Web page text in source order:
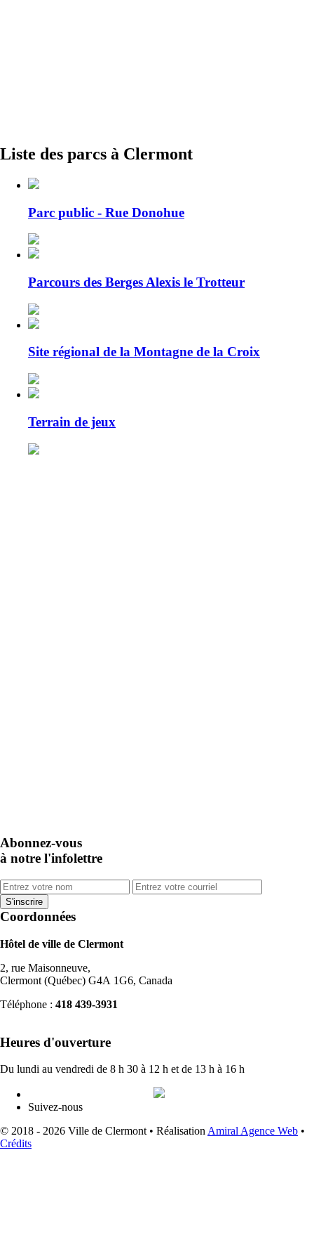
Liste des parcs à Clermont
Parc public - Rue Donohue
Parcours des Berges Alexis le Trotteur
Site régional de la Montagne de la Croix
Terrain de jeux
Abonnez-vous
à notre l'infolettre
Coordonnées
Hôtel de ville de Clermont
2, rue Maisonneuve,
Clermont (Québec) G4A 1G6, Canada
Téléphone : 418 439-3931
Heures d'ouverture
Du lundi au vendredi de 8 h 30 à 12 h et de 13 h à 16 h
Suivez-nous
© 2018 - 2026 Ville de Clermont • RéalisationAmiral Agence Web •
Crédits